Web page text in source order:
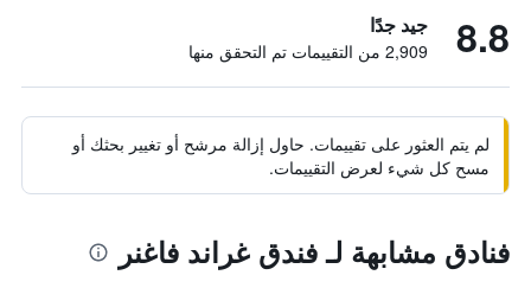
8.8 جيد جدًا
2,909 من التقييمات تم التحقق منها
لم يتم العثور على تقييمات. حاول إزالة مرشح أو تغيير بحثك أو
مسح كل شيء لعرض التقييمات.
فنادق مشابهة لـ فندق غراند فاغنر